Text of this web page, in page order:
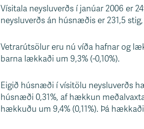
Vísitala neysluverðs í janúar 2006 er
neysluverðs án húsnæðis er 231,5
Vetrarútsölur eru nú víða hafnar og
barna lækkaði um 9,3% (-0,10%).
Eigið húsnæði í vísitölu neysluverðs
húsnæði 0,31%, af hækkun
hækkuðu um 9,4% (0,11%). Þá